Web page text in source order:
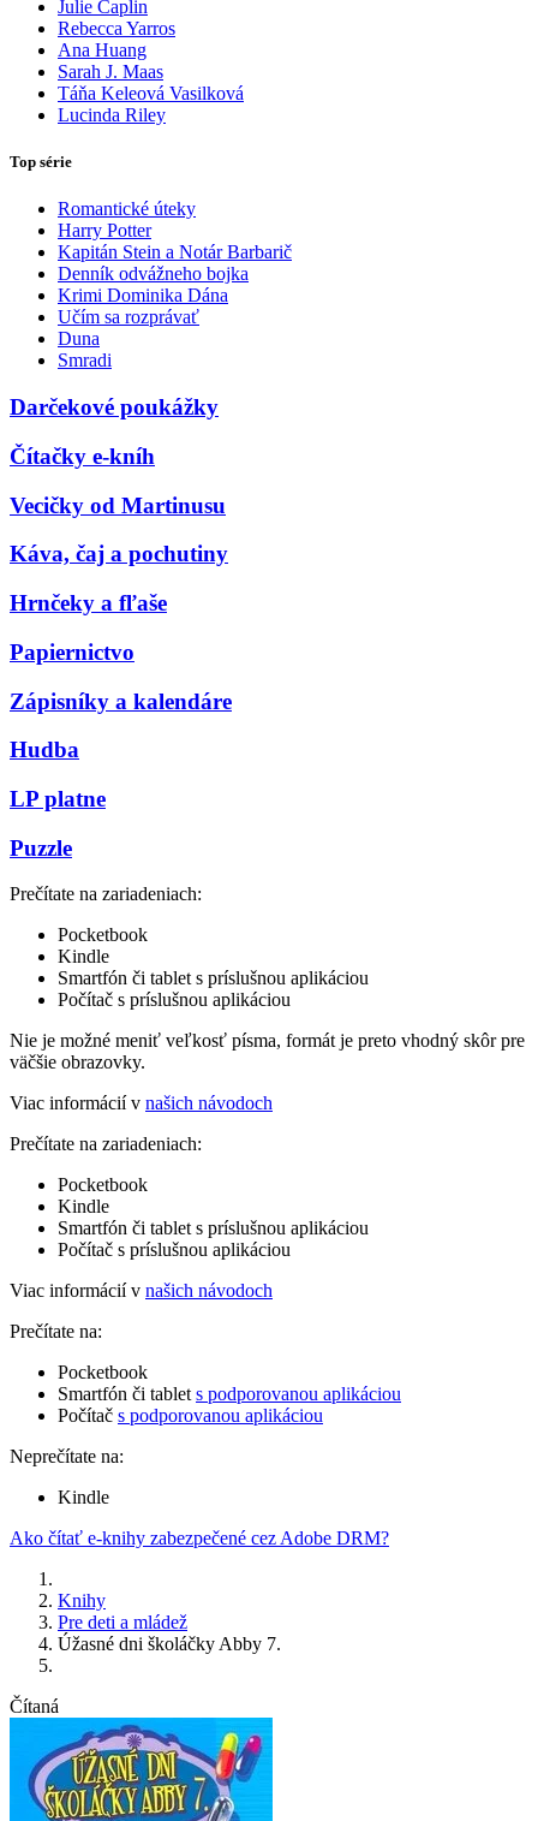
Julie Caplin
Rebecca Yarros
Ana Huang
Sarah J. Maas
Táňa Keleová Vasilková
Lucinda Riley
Top série
Romantické úteky
Harry Potter
Kapitán Stein a Notár Barbarič
Denník odvážneho bojka
Krimi Dominika Dána
Učím sa rozprávať
Duna
Smradi
Darčekové poukážky
Čítačky e-kníh
Vecičky od Martinusu
Káva, čaj a pochutiny
Hrnčeky a fľaše
Papiernictvo
Zápisníky a kalendáre
Hudba
LP platne
Puzzle
Prečítate na zariadeniach:
Pocketbook
Kindle
Smartfón či tablet s príslušnou aplikáciou
Počítač s príslušnou aplikáciou
Nie je možné meniť veľkosť písma, formát je preto vhodný skôr pre
väčšie obrazovky.
Viac informácií v našich návodoch
Prečítate na zariadeniach:
Pocketbook
Kindle
Smartfón či tablet s príslušnou aplikáciou
Počítač s príslušnou aplikáciou
Viac informácií v našich návodoch
Prečítate na:
Pocketbook
Smartfón či tablet s podporovanou aplikáciou
Počítač s podporovanou aplikáciou
Neprečítate na:
Kindle
Ako čítať e-knihy zabezpečené cez Adobe DRM?
Knihy
Pre deti a mládež
Úžasné dni školáčky Abby 7.
Čítaná